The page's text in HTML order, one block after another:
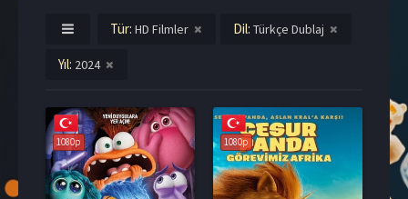
Tür: HD Filmler Dil: Türkçe Dublaj
Yıl: 2024
1080p 1080p